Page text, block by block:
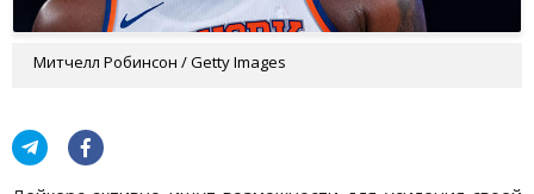
Митчелл Робинсон / Getty Images